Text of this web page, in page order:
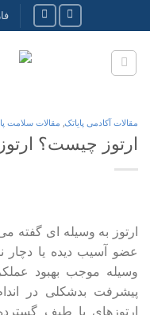
to
content
مقالات آکادمی پایاتک, مقالات سلامت
ارتوز چیست؟
ارتوز به وسیله‌ ای گفته
عضو آسیب دیده یا دچار
وسیله موجب بهبود
پیشرفت بدشکلی در
ارتوزهای پا طیف